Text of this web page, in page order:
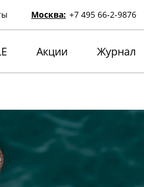
Москва: +7 495 66-2-9876
Акции Журнал